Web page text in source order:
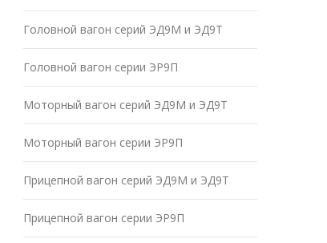
Головной вагон серий ЭД9М и ЭД9Т
Головной вагон серии ЭР9П
Моторный вагон серий ЭД9М и ЭД9Т
Моторный вагон серии ЭР9П
Прицепной вагон серий ЭД9М и ЭД9Т
Прицепной вагон серии ЭР9П